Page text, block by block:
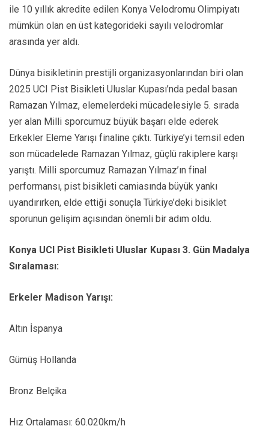
ile 10 yıllık akredite edilen Konya Velodromu Olimpiyatı
mümkün olan en üst kategorideki sayılı velodromlar
arasında yer aldı.
Dünya bisikletinin prestijli organizasyonlarından biri olan
2025 UCI Pist Bisikleti Uluslar Kupası’nda pedal basan
Ramazan Yılmaz, elemelerdeki mücadelesiyle 5. sırada
yer alan Milli sporcumuz büyük başarı elde ederek
Erkekler Eleme Yarışı finaline çıktı. Türkiye’yi temsil eden
son mücadelede Ramazan Yılmaz, güçlü rakiplere karşı
yarıştı. Milli sporcumuz Ramazan Yılmaz’ın final
performansı, pist bisikleti camiasında büyük yankı
uyandırırken, elde ettiği sonuçla Türkiye’deki bisiklet
sporunun gelişim açısından önemli bir adım oldu.
Konya UCI Pist Bisikleti Uluslar Kupası 3. Gün Madalya
Sıralaması:
Erkeler Madison Yarışı:
Altın İspanya
Gümüş Hollanda
Bronz Belçika
Hız Ortalaması: 60.020km/h